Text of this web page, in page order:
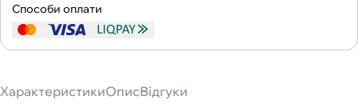
Способи оплати
ХарактеристикиОписВідгуки